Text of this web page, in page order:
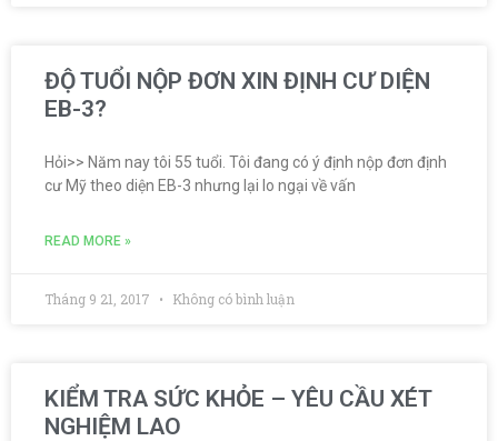
ĐỘ TUỔI NỘP ĐƠN XIN ĐỊNH CƯ DIỆN
EB-3?
Hỏi>> Năm nay tôi 55 tuổi. Tôi đang có ý định nộp đơn định
cư Mỹ theo diện EB-3 nhưng lại lo ngại về vấn
READ MORE »
Tháng 9 21, 2017 Không có bình luận
KIỂM TRA SỨC KHỎE – YÊU CẦU XÉT
NGHIỆM LAO